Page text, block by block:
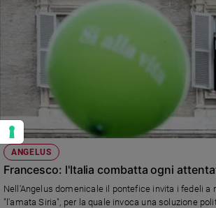
ANGELUS
Francesco: l'Italia combatta ogni
Nell'Angelus domenicale il pontefice invita i fedeli a
"l'amata Siria", per la quale invoca una soluzione